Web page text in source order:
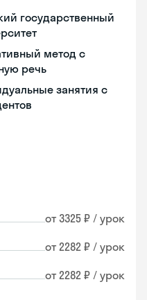
государственный
метод с
речь
занятия с
от 3325 ₽ / урок
от 2282 ₽ / урок
от 2282 ₽ / урок